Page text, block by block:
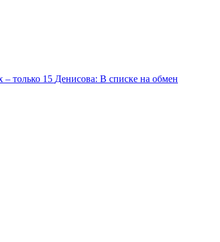
– только 15 Денисова: В списке на обмен